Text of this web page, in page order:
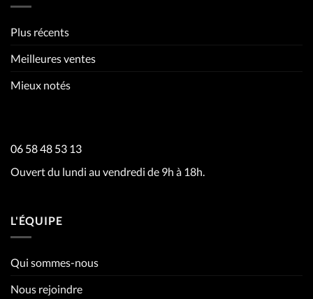
Plus récents
Meilleures ventes
Mieux notés
06 58 48 53 13
Ouvert du lundi au vendredi de 9h à 18h.
L'ÉQUIPE
Qui sommes-nous
Nous rejoindre